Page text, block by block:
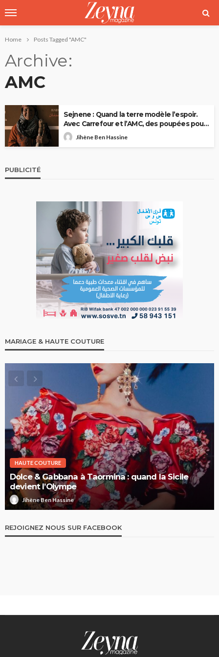
Home Posts Tagged "AMC"
Archive
AMC
Sejnene : Quand la terre modèle l’espoir.
Avec Carrefour et l’AMC, des poupées pour
briser le tabou du cancer du sein
Jihène Ben Hassine
PUBLICITÉ
MARIAGE & HAUTE COUTURE
HAUTE COUTURE
Dolce & Gabbana à Taormina : quand la Sicile
devient l’Olympe
Jihène Ben Hassine
REJOIGNEZ NOUS SUR FACEBOOK